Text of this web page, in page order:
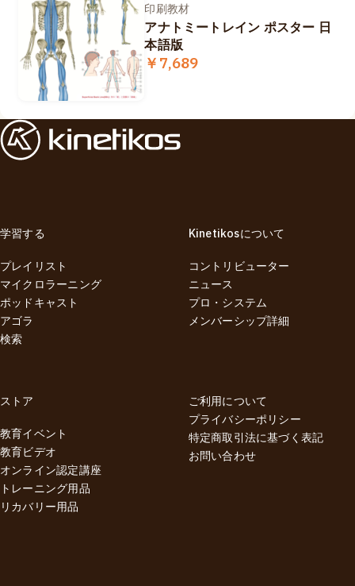
印刷教材
アナトミートレイン ポスター 日
本語版
￥7,689
学習する
プレイリスト
マイクロラーニング
ポッドキャスト
アゴラ
検索
Kinetikosについて
コントリビューター
ニュース
プロ・システム
メンバーシップ詳細
ストア
教育イベント
教育ビデオ
オンライン認定講座
トレーニング用品
リカバリー用品
ご利用について
プライバシーポリシー
特定商取引法に基づく表記
お問い合わせ